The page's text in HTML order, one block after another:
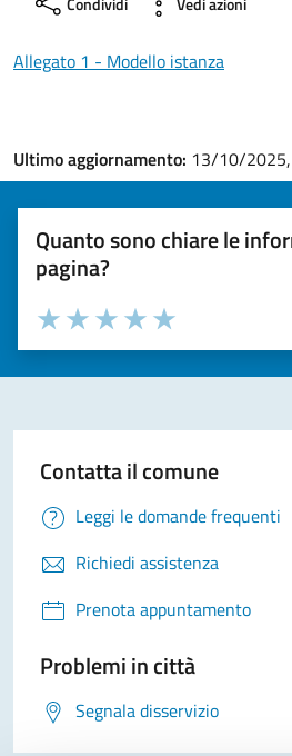
Allegato 1 - Modello istanza
Ultimo aggiornamento: 13/10/
Quanto sono chiare le
pagina?
Valuta la chiarezza delle informazioni
Seleziona il numero di stelle per
Valuta 5 stelle su
Valuta 4 stelle su 5
Valuta 3 stelle su 5
Valuta 2 stelle su 5
Valuta 1 stelle su 5
Contatta il comune
Leggi le domande frequenti
Richiedi assistenza
Prenota appuntamento
Problemi in città
Segnala disservizio